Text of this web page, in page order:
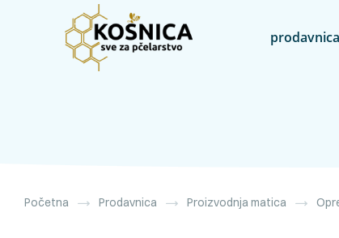
prodavnica
Početna Prodavnica Proizvodnja matica